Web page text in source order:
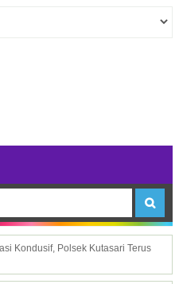
Kondusif, Polsek Kutasari Terus